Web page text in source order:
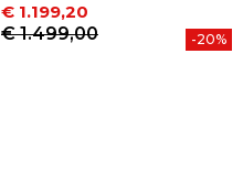
Prijs
€ 1.199,20
Normale prijs
€ 1.499,00 -20%